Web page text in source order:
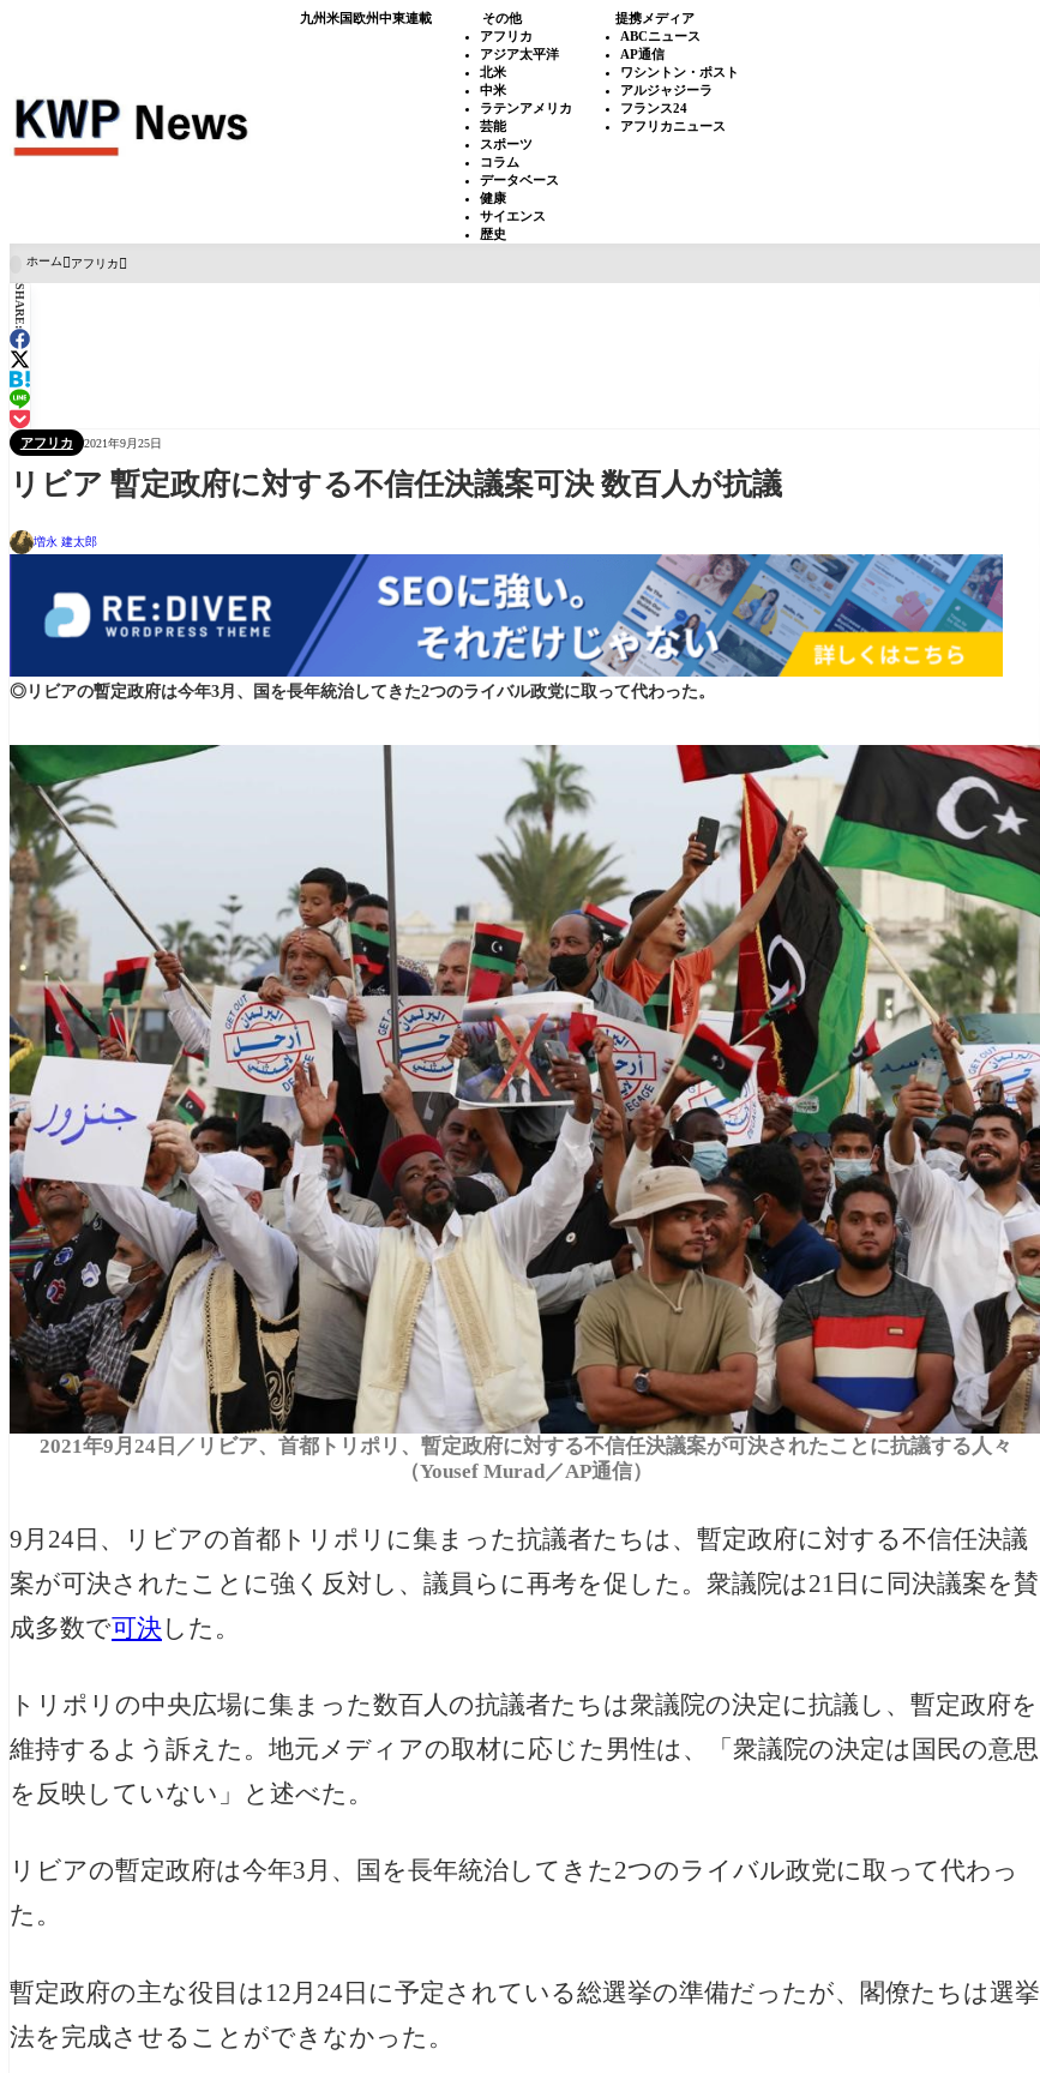
九州米国欧州中東連載
その他
アフリカ
アジア太平洋
北米
中米
ラテンアメリカ
芸能
スポーツ
コラム
データベース
健康
サイエンス
歴史
提携メディア
ABCニュース
AP通信
ワシントン・ポスト
アルジャジーラ
フランス24
アフリカニュース
ホーム アフリカ
SHARE:
アフリカ 2021年9月25日
リビア 暫定政府に対する不信任決議案可決 数百人が抗議
増永 建太郎
◎リビアの暫定政府は今年3月、国を長年統治してきた2つのライバル政党に取って代わった。
2021年9月24日／リビア、首都トリポリ、暫定政府に対する不信任決議案が可決されたことに抗議する人々
（Yousef Murad／AP通信）
9月24日、リビアの首都トリポリに集まった抗議者たちは、暫定政府に対する不信任決議
案が可決されたことに強く反対し、議員らに再考を促した。衆議院は21日に同決議案を賛
成多数で可決した。
トリポリの中央広場に集まった数百人の抗議者たちは衆議院の決定に抗議し、暫定政府を
維持するよう訴えた。地元メディアの取材に応じた男性は、「衆議院の決定は国民の意思
を反映していない」と述べた。
リビアの暫定政府は今年3月、国を長年統治してきた2つのライバル政党に取って代わっ
た。
暫定政府の主な役目は12月24日に予定されている総選挙の準備だったが、閣僚たちは選挙
法を完成させることができなかった。